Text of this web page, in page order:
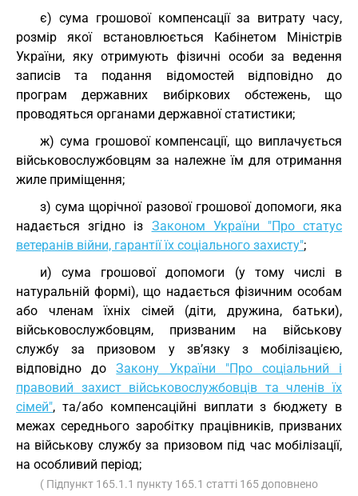
є) сума грошової компенсації за витрату часу,
розмір якої встановлюється Кабінетом Міністрів
України, яку отримують фізичні особи за ведення
записів та подання відомостей відповідно до
програм державних вибіркових обстежень, що
проводяться органами державної статистики;
ж) сума грошової компенсації, що виплачується
військовослужбовцям за належне їм для отримання
жиле приміщення;
з) сума щорічної разової грошової допомоги, яка
надається згідно із Законом України "Про статус
ветеранів війни, гарантії їх соціального захисту";
и) сума грошової допомоги (у тому числі в
натуральній формі), що надається фізичним особам
або членам їхніх сімей (діти, дружина, батьки),
військовослужбовцям, призваним на військову
службу за призовом у зв’язку з мобілізацією,
відповідно доЗакону України "Про соціальний і
правовий захист військовослужбовців та членів їх
сімей", та/або компенсаційні виплати з бюджету в
межах середнього заробітку працівників, призваних
на військову службу за призовом під час мобілізації,
на особливий період;
( Підпункт 165.1.1 пункту 165.1 статті 165 доповнено